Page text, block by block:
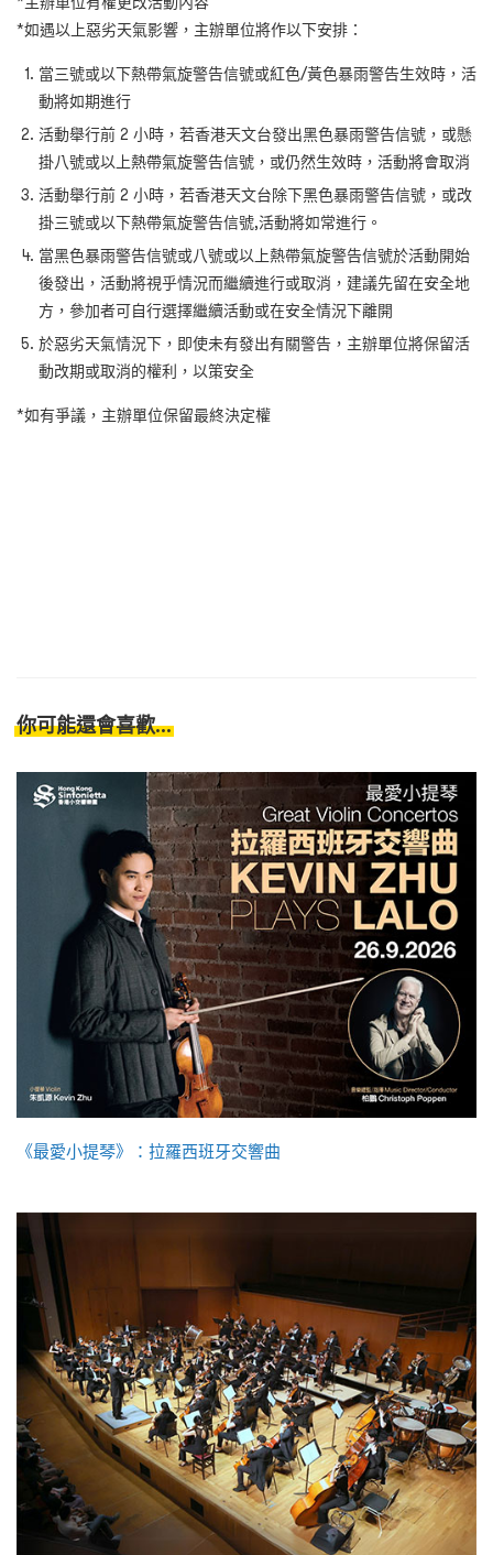
*如遇以上惡劣天氣影響，主辦單位將作以下安排：
當三號或以下熱帶氣旋警告信號或紅色/黃色暴雨警告生效時，活
動將如期進行
活動舉行前 2 小時，若香港天文台發出黑色暴雨警告信號，或懸
掛八號或以上熱帶氣旋警告信號，或仍然生效時，活動將會取消
活動舉行前 2 小時，若香港天文台除下黑色暴雨警告信號，或改
掛三號或以下熱帶氣旋警告信號,活動將如常進行。
當黑色暴雨警告信號或八號或以上熱帶氣旋警告信號於活動開始
後發出，活動將視乎情況而繼續進行或取消，建議先留在安全地
方，參加者可自行選擇繼續活動或在安全情況下離開
於惡劣天氣情況下，即使未有發出有關警告，主辦單位將保留活
動改期或取消的權利，以策安全
*如有爭議，主辦單位保留最終決定權
你可能還會喜歡...
《最愛小提琴》：拉羅西班牙交響曲